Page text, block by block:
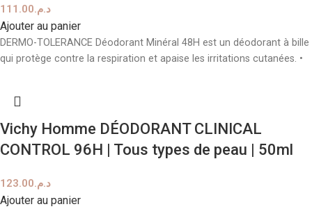
د.م.111.00
Ajouter au panier
DERMO-TOLERANCE Déodorant Minéral 48H est un déodorant à bille
qui protège contre la respiration et apaise les irritations cutanées. •
Vichy Homme DÉODORANT CLINICAL
CONTROL 96H | Tous types de peau | 50ml
د.م.123.00
Ajouter au panier